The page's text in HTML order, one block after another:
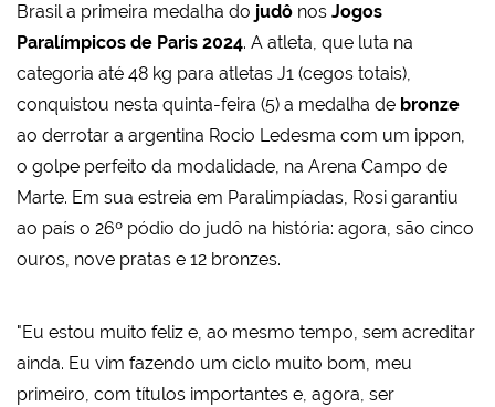
Brasil a primeira medalha do judô nos Jogos
Paralímpicos de Paris 2024. A atleta, que luta na
categoria até 48 kg para atletas J1 (cegos totais),
conquistou nesta quinta-feira (5) a medalha de bronze
ao derrotar a argentina Rocio Ledesma com um ippon,
o golpe perfeito da modalidade, na Arena Campo de
Marte. Em sua estreia em Paralimpíadas, Rosi garantiu
ao país o 26º pódio do judô na história: agora, são cinco
ouros, nove pratas e 12 bronzes.
"Eu estou muito feliz e, ao mesmo tempo, sem acreditar
ainda. Eu vim fazendo um ciclo muito bom, meu
primeiro, com títulos importantes e, agora, ser